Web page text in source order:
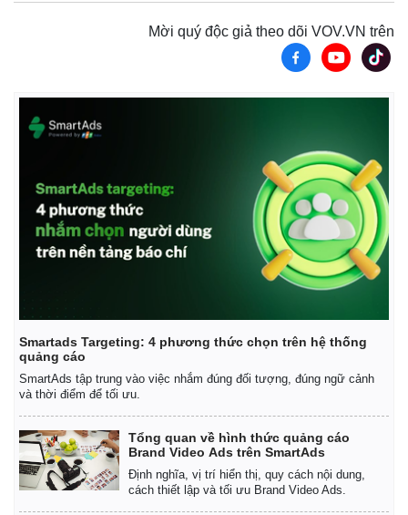
Mời quý độc giả theo dõi VOV.VN trên
Smartads Targeting: 4 phương thức chọn trên hệ thống
quảng cáo
SmartAds tập trung vào việc nhắm đúng đối tượng, đúng ngữ cảnh
và thời điểm để tối ưu.
Tổng quan về hình thức quảng cáo
Brand Video Ads trên SmartAds
Định nghĩa, vị trí hiển thị, quy cách nội dung,
cách thiết lập và tối ưu Brand Video Ads.